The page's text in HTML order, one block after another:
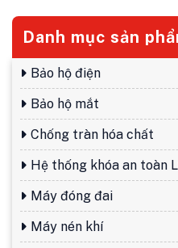
Danh mục sản
Bảo hộ điện
Bảo hộ mắt
Chống tràn hóa chất
Hệ thống khóa an toàn
Máy đóng đai
Máy nén khí